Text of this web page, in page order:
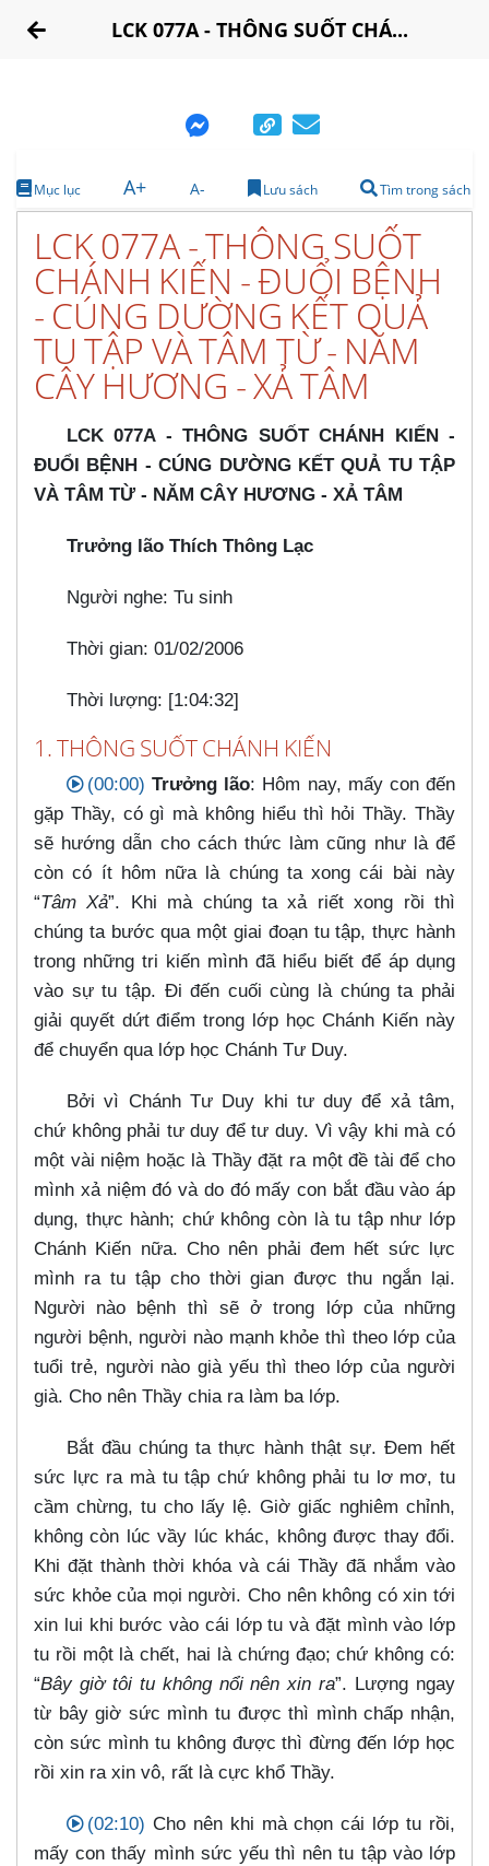
LCK 077A - THÔNG SUỐT CHÁ...
Mục lục A+ A- Lưu sách Tìm trong sách
LCK 077A - THÔNG SUỐT
CHÁNH KIẾN - ĐUỔI BỆNH
- CÚNG DƯỜNG KẾT QUẢ
TU TẬP VÀ TÂM TỪ - NĂM
CÂY HƯƠNG - XẢ TÂM
LCK 077A - THÔNG SUỐT CHÁNH KIẾN -
ĐUỔI BỆNH - CÚNG DƯỜNG KẾT QUẢ TU TẬP
VÀ TÂM TỪ - NĂM CÂY HƯƠNG - XẢ TÂM
Trưởng lão Thích Thông Lạc
Người nghe: Tu sinh
Thời gian: 01/02/2006
Thời lượng: [1:04:32]
1. THÔNG SUỐT CHÁNH KIẾN
(00:00) Trưởng lão: Hôm nay, mấy con đến
gặp Thầy, có gì mà không hiểu thì hỏi Thầy. Thầy
sẽ hướng dẫn cho cách thức làm cũng như là để
còn có ít hôm nữa là chúng ta xong cái bài này
“Tâm Xả”. Khi mà chúng ta xả riết xong rồi thì
chúng ta bước qua một giai đoạn tu tập, thực hành
trong những tri kiến mình đã hiểu biết để áp dụng
vào sự tu tập. Đi đến cuối cùng là chúng ta phải
giải quyết dứt điểm trong lớp học Chánh Kiến này
để chuyển qua lớp học Chánh Tư Duy.
Bởi vì Chánh Tư Duy khi tư duy để xả tâm,
chứ không phải tư duy để tư duy. Vì vậy khi mà có
một vài niệm hoặc là Thầy đặt ra một đề tài để cho
mình xả niệm đó và do đó mấy con bắt đầu vào áp
dụng, thực hành; chứ không còn là tu tập như lớp
Chánh Kiến nữa. Cho nên phải đem hết sức lực
mình ra tu tập cho thời gian được thu ngắn lại.
Người nào bệnh thì sẽ ở trong lớp của những
người bệnh, người nào mạnh khỏe thì theo lớp của
tuổi trẻ, người nào già yếu thì theo lớp của người
già. Cho nên Thầy chia ra làm ba lớp.
Bắt đầu chúng ta thực hành thật sự. Đem hết
sức lực ra mà tu tập chứ không phải tu lơ mơ, tu
cầm chừng, tu cho lấy lệ. Giờ giấc nghiêm chỉnh,
không còn lúc vầy lúc khác, không được thay đổi.
Khi đặt thành thời khóa và cái Thầy đã nhắm vào
sức khỏe của mọi người. Cho nên không có xin tới
xin lui khi bước vào cái lớp tu và đặt mình vào lớp
tu rồi một là chết, hai là chứng đạo; chứ không có:
“Bây giờ tôi tu không nổi nên xin ra”. Lượng ngay
từ bây giờ sức mình tu được thì mình chấp nhận,
còn sức mình tu không được thì đừng đến lớp học
rồi xin ra xin vô, rất là cực khổ Thầy.
(02:10) Cho nên khi mà chọn cái lớp tu rồi,
mấy con thấy mình sức yếu thì nên tu tập vào lớp